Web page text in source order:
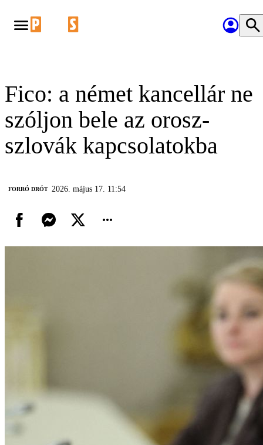
Fico: a német kancellár ne
szóljon bele az orosz-
szlovák kapcsolatokba
FORRÓ DRÓT 2026. május 17. 11:54